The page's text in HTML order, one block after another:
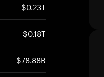
$0.23T
$0.18T
$78.88B